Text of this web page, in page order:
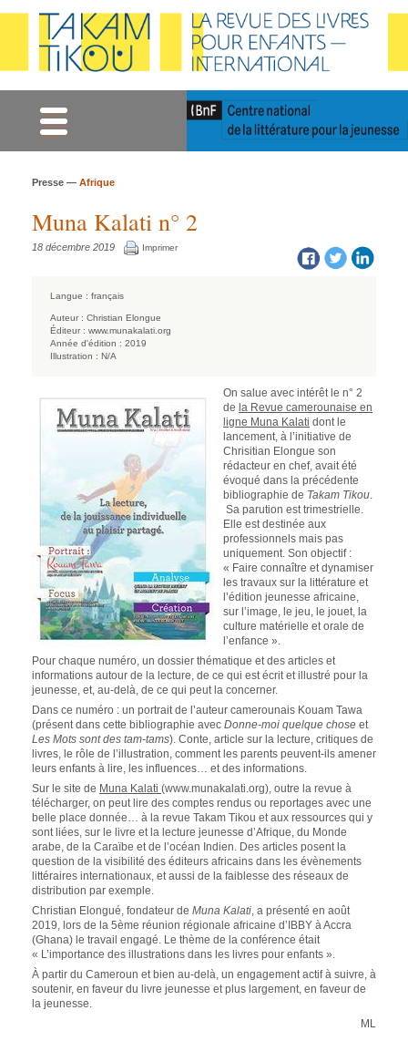
Presse — Afrique
Muna Kalati n° 2
18 décembre 2019 Imprimer
Langue : français
Auteur : Christian Elongue
Éditeur : www.munakalati.org
Année d'édition : 2019
Illustration : N/A
On salue avec intérêt le n° 2
de la Revue camerounaise en
ligne Muna Kalati dont le
lancement, à l’initiative de
Chrisitian Elongue son
rédacteur en chef, avait été
évoqué dans la précédente
bibliographie de Takam Tikou
Sa parution est trimestrielle.
Elle est destinée aux
professionnels mais pas
uniquement. Son objectif :
« Faire connaître et dynamiser
les travaux sur la littérature et
l’édition jeunesse africaine,
sur l’image, le jeu, le jouet, la
culture matérielle et orale de
l’enfance ».
Pour chaque numéro, un dossier thématique et des articles et
informations autour de la lecture, de ce qui est écrit et illustré pour la
jeunesse, et, au-delà, de ce qui peut la concerner.
Dans ce numéro : un portrait de l’auteur camerounais Kouam Tawa
(présent dans cette bibliographie avec Donne-moi quelque chose et
Les Mots sont des tam-tams). Conte, article sur la lecture, critiques de
livres, le rôle de l’illustration, comment les parents peuvent-ils amener
leurs enfants à lire, les influences… et des informations.
Sur le site de Muna Kalati (www.munakalati.org), outre la revue à
télécharger, on peut lire des comptes rendus ou reportages avec une
belle place donnée… à la revue Takam Tikou et aux ressources qui y
sont liées, sur le livre et la lecture jeunesse d’Afrique, du Monde
arabe, de la Caraïbe et de l’océan Indien. Des articles posent la
question de la visibilité des éditeurs africains dans les évènements
littéraires internationaux, et aussi de la faiblesse des réseaux de
distribution par exemple.
Christian Elongué, fondateur de Muna Kalati , a présenté en août
2019, lors de la 5ème réunion régionale africaine d’IBBY à Accra
(Ghana) le travail engagé. Le thème de la conférence était
« L’importance des illustrations dans les livres pour enfants ».
À partir du Cameroun et bien au-delà, un engagement actif à suivre, à
soutenir, en faveur du livre jeunesse et plus largement, en faveur de
la jeunesse.
ML